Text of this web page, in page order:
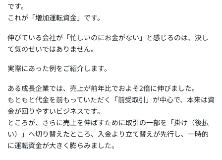
です。
これが「増加運転資金」です。
伸びている会社が「忙しいのにお金がない」と感じるのは、決し
て気のせいではありません。
実際にあった例をご紹介します。
ある成長企業では、売上が前年比でおよそ2倍に伸びました。
もともと代金を前もっていただく「前受取引」が中心で、本来は資
金が回りやすいビジネスです。
ところが、さらに売上を伸ばすために取引の一部を「掛け（後払
い）」へ切り替えたところ、入金より立て替えが先行し、一時的
に運転資金が大きく膨らみました。